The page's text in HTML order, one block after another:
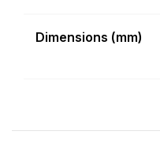
Dimensions (mm)